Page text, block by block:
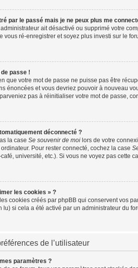
par le passé mais je ne peux plus me
administrateur ait désactivé ou supprimé votre
vous ré-enregistrer et soyez plus investi sur le
passe !
que votre mot de passe ne puisse pas être
énoncées et vous devriez pouvoir à nouveau
pas à réinitialiser votre mot de passe,
déconnecté ?
la case Se souvenir de moi lors de votre
Pour rester connecté, cochez la case
université, etc.). Si vous ne voyez pas cette
les cookies » ?
cookies créés par phpBB qui conservent vos
lu) si cela a été activé par un administrateur du
de l’utilisateur
paramètres ?